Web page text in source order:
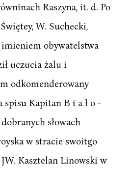
Raszyna, it. d. Po
W. Suchecki,
imieniem obywatelstwa
uczucia żalu i
odkomenderowany
Kapitan B i a ł o -
słowach
w stracie swoitgo
Kasztelan Linowski w